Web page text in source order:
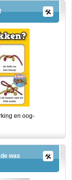
en oog-
was